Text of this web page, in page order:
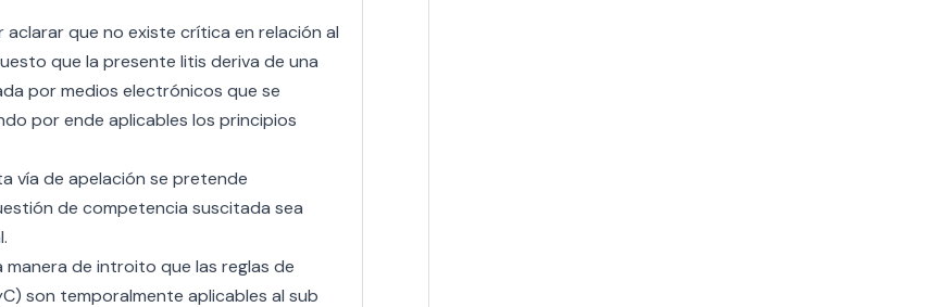
que no existe crítica en relación al
que la presente litis deriva de una
por medios electrónicos que se
por ende aplicables los principios
vía de apelación se pretende
de competencia suscitada sea
de introito que las reglas de
son temporalmente aplicables al sub